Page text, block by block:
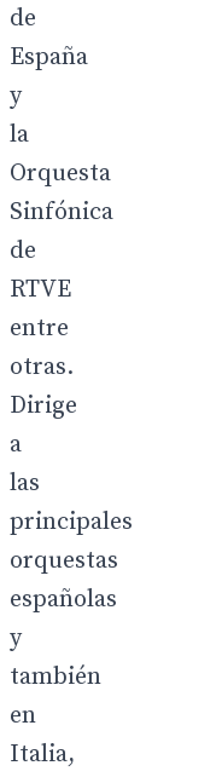
de
España
y
la
Orquesta
Sinfónica
de
RTVE
entre
otras.
Dirige
a
las
principales
orquestas
españolas
y
también
en
Italia,